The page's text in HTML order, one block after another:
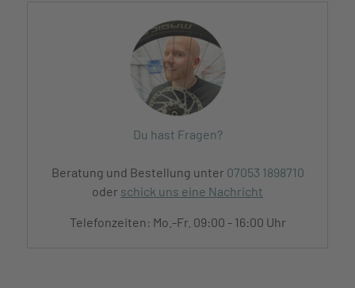
Du hast Fragen?
Beratung und Bestellung unter 07053 1898710
oder schick uns eine Nachricht
Telefonzeiten: Mo.-Fr. 09:00 - 16:00 Uhr